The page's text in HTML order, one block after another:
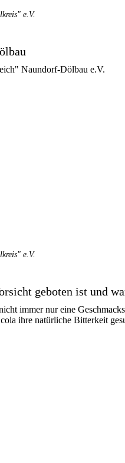
e.V.
Naundorf-Dölbau e.V.
e.V.
geboten ist und
immer nur eine
ihre natürliche Bitterkeit